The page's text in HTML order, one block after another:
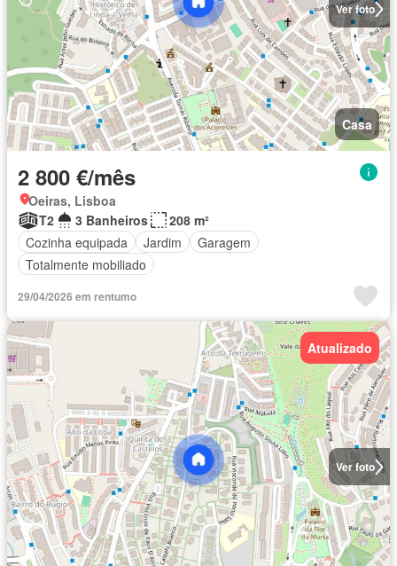
Ver foto
Casa
2 800 €/mês
Oeiras, Lisboa
T2
3 Banheiros
208 m²
Cozinha equipada
Jardim
Garagem
Totalmente mobiliado
29/04/2026 em rentumo
Ver foto
Atualizado